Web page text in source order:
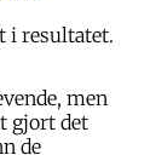
i resultatet.
men
gjort det
de